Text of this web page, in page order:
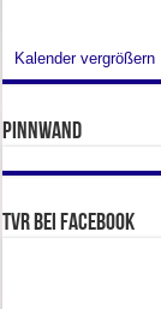
Kalender vergrößern
Pinnwand
TVR bei facebook